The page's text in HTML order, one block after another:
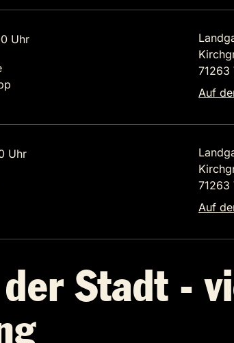
Uhr
71263
Auf
Uhr
71263
Auf
Stadt -